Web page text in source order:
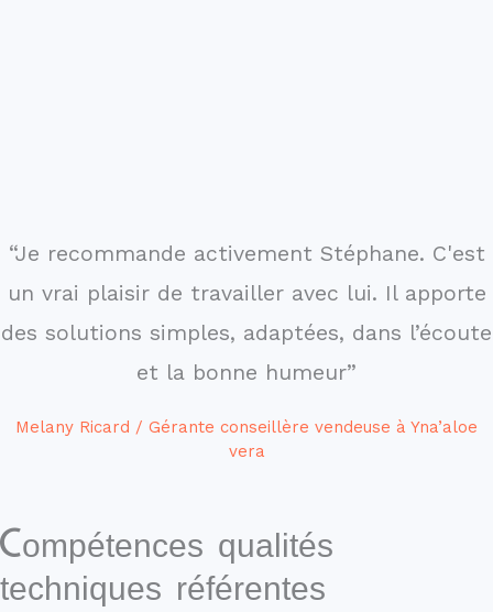
“Je recommande activement Stéphane. C'est
un vrai plaisir de travailler avec lui. Il apporte
des solutions simples, adaptées, dans l’écoute
et la bonne humeur”
Melany Ricard / Gérante conseillère vendeuse à Yna’aloe
vera
Compétences qualités
techniques référentes